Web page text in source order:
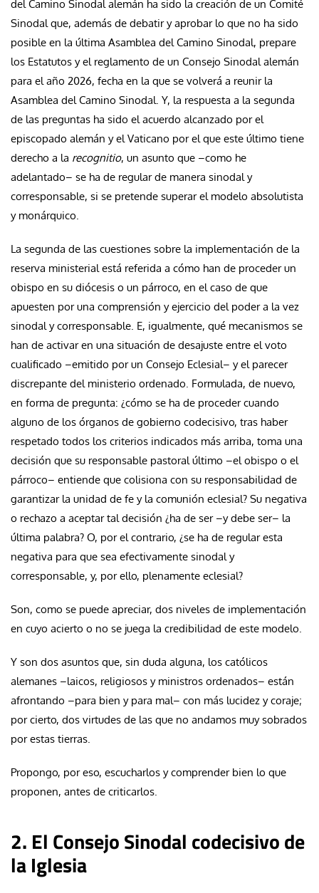
del Camino Sinodal alemán ha sido la creación de un Comité
Sinodal que, además de debatir y aprobar lo que no ha sido
posible en la última Asamblea del Camino Sinodal, prepare
los Estatutos y el reglamento de un Consejo Sinodal alemán
para el año 2026, fecha en la que se volverá a reunir la
Asamblea del Camino Sinodal. Y, la respuesta a la segunda
de las preguntas ha sido el acuerdo alcanzado por el
episcopado alemán y el Vaticano por el que este último tiene
derecho a la recognitio, un asunto que –como he
adelantado– se ha de regular de manera sinodal y
corresponsable, si se pretende superar el modelo absolutista
y monárquico.
La segunda de las cuestiones sobre la implementación de la
reserva ministerial está referida a cómo han de proceder un
obispo en su diócesis o un párroco, en el caso de que
apuesten por una comprensión y ejercicio del poder a la vez
sinodal y corresponsable. E, igualmente, qué mecanismos se
han de activar en una situación de desajuste entre el voto
cualificado –emitido por un Consejo Eclesial– y el parecer
discrepante del ministerio ordenado. Formulada, de nuevo,
en forma de pregunta: ¿cómo se ha de proceder cuando
alguno de los órganos de gobierno codecisivo, tras haber
respetado todos los criterios indicados más arriba, toma una
decisión que su responsable pastoral último –el obispo o el
párroco– entiende que colisiona con su responsabilidad de
garantizar la unidad de fe y la comunión eclesial? Su negativa
o rechazo a aceptar tal decisión ¿ha de ser –y debe ser– la
última palabra? O, por el contrario, ¿se ha de regular esta
negativa para que sea efectivamente sinodal y
corresponsable, y, por ello, plenamente eclesial?
Son, como se puede apreciar, dos niveles de implementación
en cuyo acierto o no se juega la credibilidad de este modelo.
Y son dos asuntos que, sin duda alguna, los católicos
alemanes –laicos, religiosos y ministros ordenados– están
afrontando –para bien y para mal– con más lucidez y coraje;
por cierto, dos virtudes de las que no andamos muy sobrados
por estas tierras.
Propongo, por eso, escucharlos y comprender bien lo que
proponen, antes de criticarlos.
2. El Consejo Sinodal codecisivo de
la Iglesia